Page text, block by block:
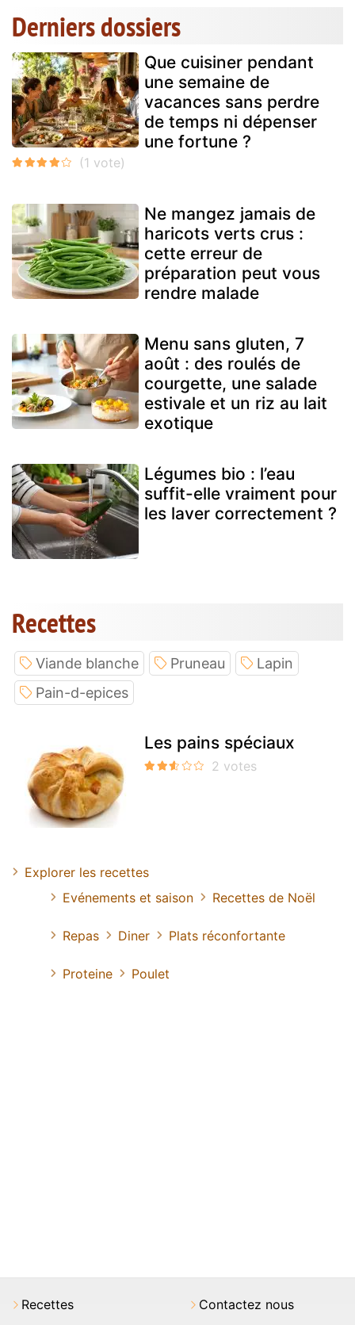
Derniers dossiers
Que cuisiner pendant
une semaine de
vacances sans perdre
de temps ni dépenser
une fortune ?
Ne mangez jamais de
haricots verts crus :
cette erreur de
préparation peut vous
rendre malade
Menu sans gluten, 7
août : des roulés de
courgette, une salade
estivale et un riz au lait
exotique
Légumes bio : l’eau
suffit-elle vraiment pour
les laver correctement ?
Recettes
Viande blanche Pruneau
Lapin
Pain-d-epices
Les pains spéciaux
Explorer les recettes
Evénements et saison
Recettes de Noël
Repas Diner Plats réconfortante
Proteine Poulet
Recettes
Contactez nous